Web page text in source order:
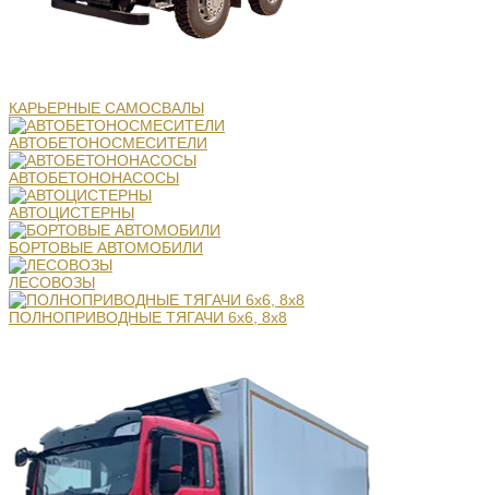
КАРЬЕРНЫЕ САМОСВАЛЫ
АВТОБЕТОНОСМЕСИТЕЛИ
АВТОБЕТОНОНАСОСЫ
АВТОЦИСТЕРНЫ
БОРТОВЫЕ АВТОМОБИЛИ
ЛЕСОВОЗЫ
ПОЛНОПРИВОДНЫЕ ТЯГАЧИ 6х6, 8х8